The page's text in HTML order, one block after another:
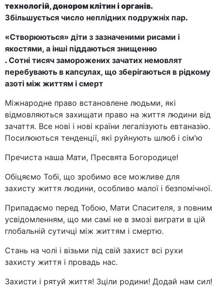
технологій, донором клітин і органів.
Збільшується число неплідних подружніх пар.
«Створюються» діти з зазначеними рисами і
якостями, а інші піддаються знищенню
. Сотні тисяч заморожених зачатих немовлят
перебувають в капсулах, що зберігаються в рідкому
азоті між життям і смерт
Міжнародне право встановлене людьми, які
відмовляються захищати право на життя людини від
зачаття. Все нові і нові країни легалізують евтаназію.
Посилюються тенденції, які руйнують шлюб і сім'ю
Пречиста наша Мати, Пресвята Богородице!
Обіцяємо Тобі, що зробимо все можливе для
захисту життя людини, особливо малої і безпомічної.
Припадаємо перед Тобою, Мати Спасителя, з повним
усвідомленням, що ми самі не в змозі виграти в цій
глобальній сутичці між життям і смертю.
Стань на чолі і візьми під свій захист всі рухи
захисту життя і провадь нас.
Захисти і рятуй життя! Зціли родини! Додай нам сил!